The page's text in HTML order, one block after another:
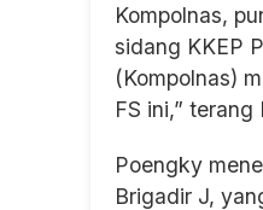
Kompolnas,
sidang KKEP
(Kompolnas)
FS ini,” terang
Poengky
Brigadir J,